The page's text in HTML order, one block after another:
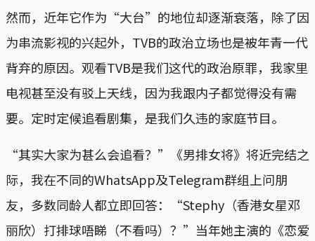
然而，近年它作为“大台”的地位却逐渐衰落，除了因
为串流影视的兴起外，TVB的政治立场也是被年青一代
背弃的原因。观看TVB是我们这代的政治原罪，我家里
电视甚至没有驳上天线，因为我跟内子都觉得没有需
要。定时定候追看剧集，是我们久违的家庭节目。
“其实大家为甚么会追看？”《男排女将》将近完结之
际，我在不同的WhatsApp及Telegram群组上问朋
友，多数同龄人都立即回答：“Stephy（香港女星邓
丽欣）打排球唔睇（不看吗）？”当年她主演的《恋爱